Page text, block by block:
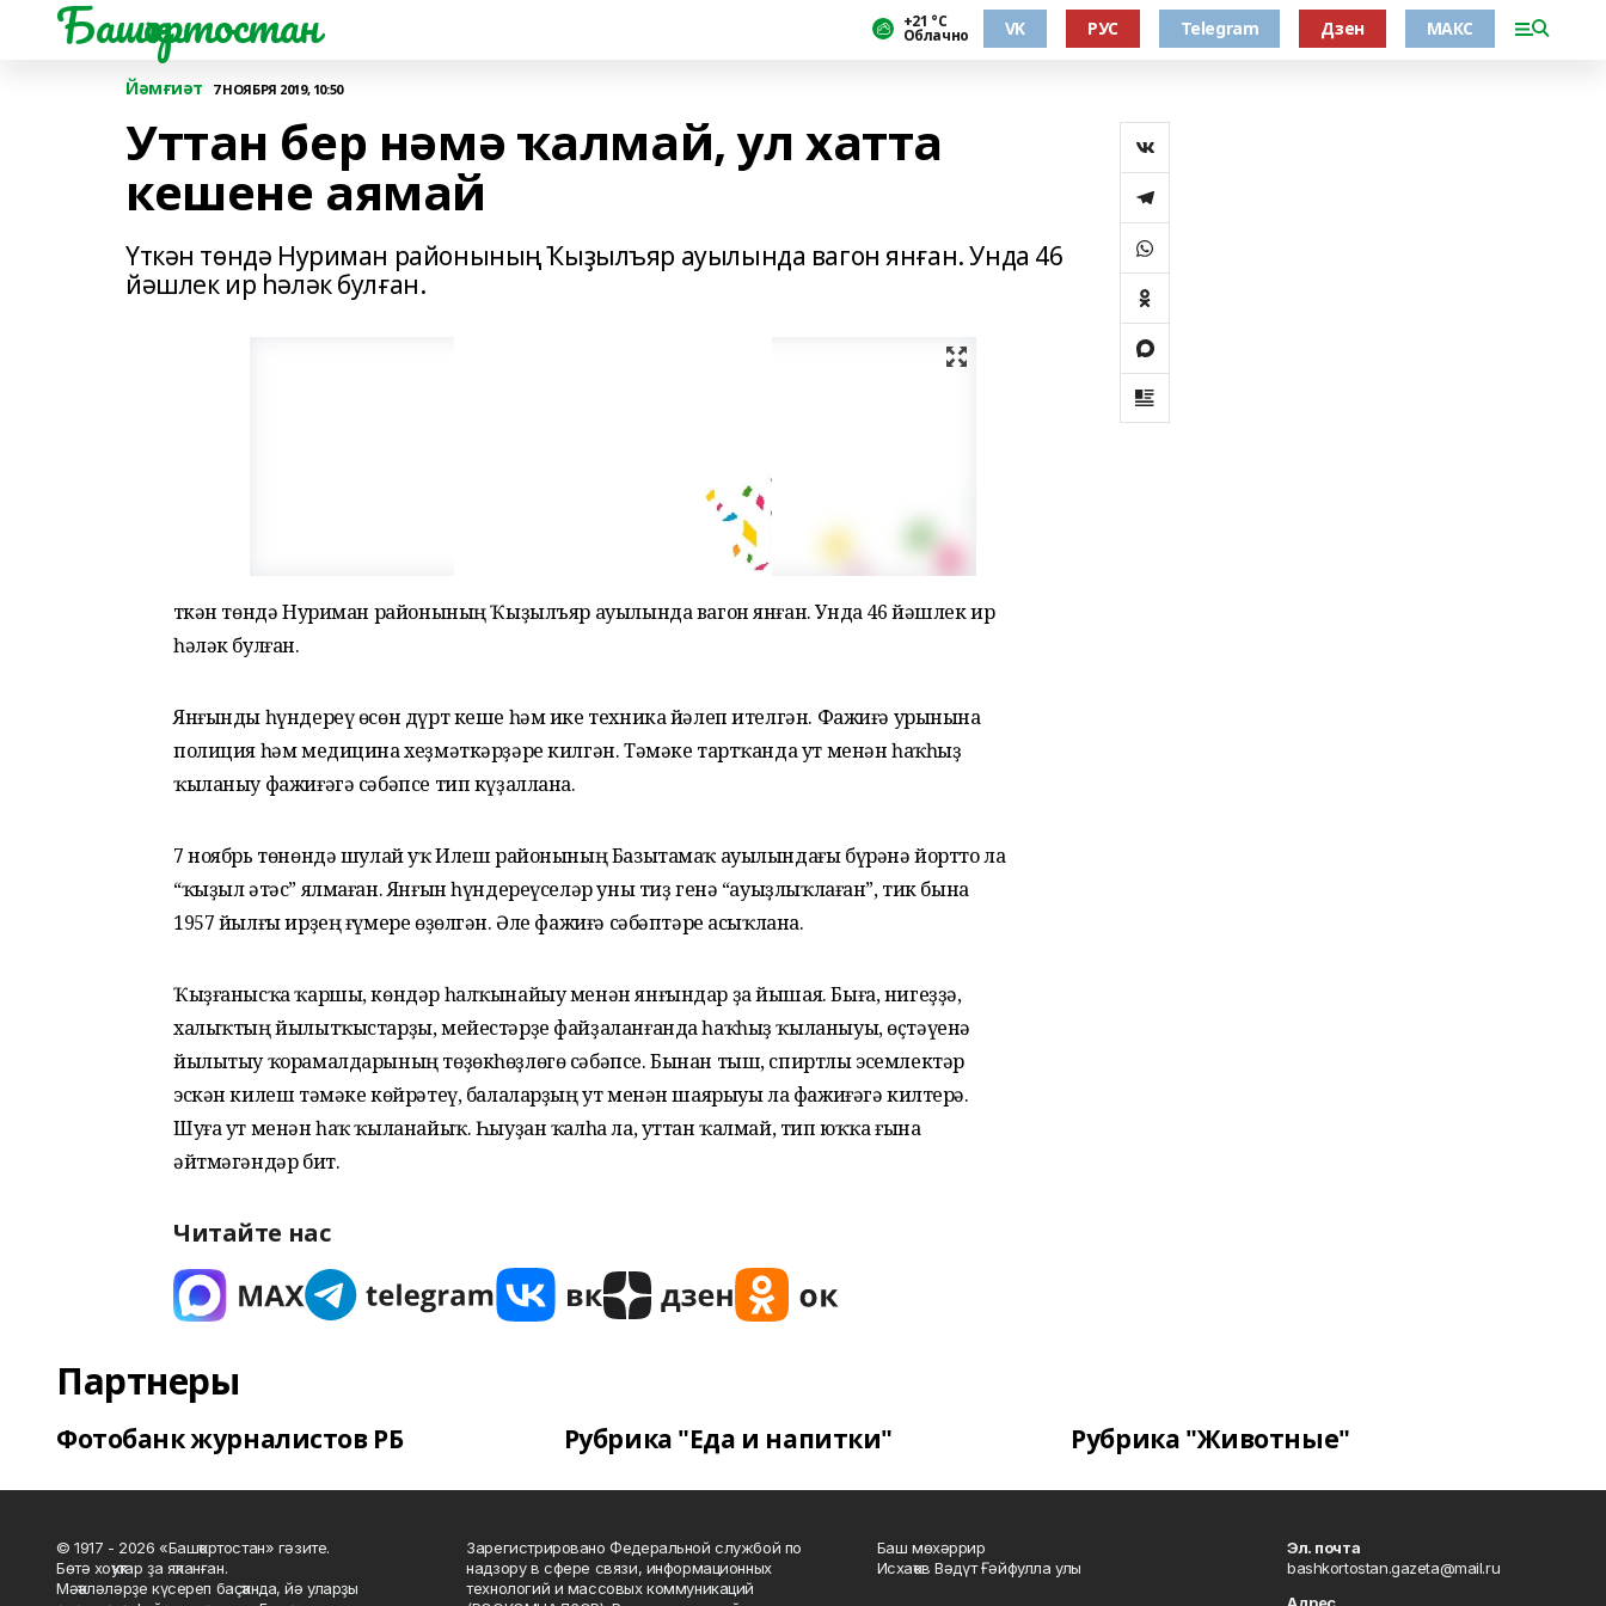
Башҡортостан +21 °С
Облачно VK РУС Telegram Дзен МАКС
Йәмғиәт 7 НОЯБРЯ 2019, 10:50
Уттан бер нәмә ҡалмай, ул хатта
кешене аямай
Үткән төндә Нуриман районының Ҡыҙылъяр ауылында вагон янған. Унда 46
йәшлек ир һәләк булған.
Үткән төндә Нуриман районының Ҡыҙылъяр ауылында вагон янған. Унда 46 йәшлек ир
һәләк булған.
Янғынды һүндереү өсөн дүрт кеше һәм ике техника йәлеп ителгән. Фажиғә урынына
полиция һәм медицина хеҙмәткәрҙәре килгән. Тәмәке тартҡанда ут менән һаҡһыҙ
ҡыланыу фажиғәгә сәбәпсе тип күҙаллана.
7 ноябрь төнөндә шулай уҡ Илеш районының Базытамаҡ ауылындағы бүрәнә йортто ла
“ҡыҙыл әтәс” ялмаған. Янғын һүндереүселәр уны тиҙ генә “ауыҙлыҡлаған”, тик бына
1957 йылғы ирҙең ғүмере өҙөлгән. Әле фажиғә сәбәптәре асыҡлана.
Ҡыҙғанысҡа ҡаршы, көндәр һалҡынайыу менән янғындар ҙа йышая. Быға, нигеҙҙә,
халыҡтың йылытҡыстарҙы, мейестәрҙе файҙаланғанда һаҡһыҙ ҡыланыуы, өҫтәүенә
йылытыу ҡорамалдарының төҙөкһөҙлөгө сәбәпсе. Бынан тыш, спиртлы эсемлектәр
эскән килеш тәмәке көйрәтеү, балаларҙың ут менән шаярыуы ла фажиғәгә килтерә.
Шуға ут менән һаҡ ҡыланайыҡ. Һыуҙан ҡалһа ла, уттан ҡалмай, тип юҡҡа ғына
әйтмәгәндәр бит.
Читайте нас
Партнеры
Фотобанк журналистов РБ Рубрика "Еда и напитки" Рубрика "Животные"
© 1917 - 2026 «Башҡортостан» гәзите.
Бөтә хоҡуҡтар ҙа яҡланған.
Мәҡәләләрҙе күсереп баҫҡанда, йә уларҙы
Зарегистрировано Федеральной службой по
надзору в сфере связи, информационных
технологий и массовых коммуникаций
Баш мөхәррир
Исхаҡов Вәдүт Ғәйфулла улы
Эл. почта
bashkortostan.gazeta@mail.ru